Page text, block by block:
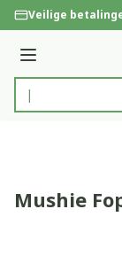
Ga naar de inhoud
Veilige
Menu
Product,
Mushie